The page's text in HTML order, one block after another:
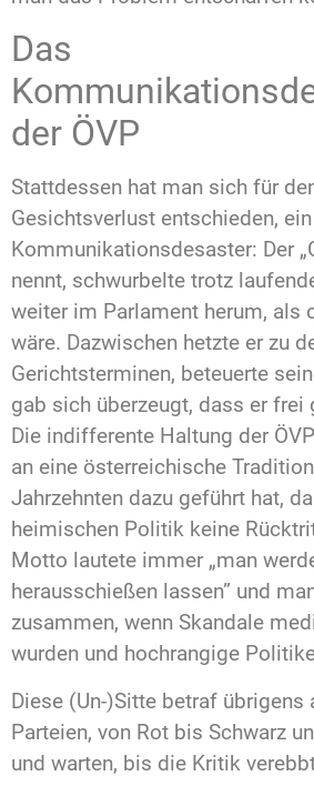
Das
der ÖVP
Stattdessen hat man sich für
Gesichtsverlust entschieden,
Kommunikationsdesaster: Der
nennt, schwurbelte trotz
weiter im Parlament herum, als
wäre. Dazwischen hetzte er zu
Gerichtsterminen, beteuerte
gab sich überzeugt, dass er frei
Die indifferente Haltung der
an eine österreichische
Jahrzehnten dazu geführt hat,
heimischen Politik keine
Motto lautete immer „man
herausschießen lassen” und
zusammen, wenn Skandale
wurden und hochrangige
Diese (Un-)Sitte betraf übrigens
Parteien, von Rot bis Schwarz
und warten, bis die Kritik